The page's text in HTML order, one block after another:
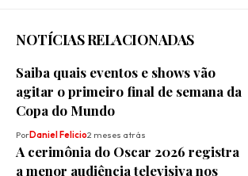
NOTÍCIAS RELACIONADAS
Saiba quais eventos e shows vão
agitar o primeiro final de semana da
Copa do Mundo
PorDaniel Felicio2 meses atrás
A cerimônia do Oscar 2026 registra
a menor audiência televisiva nos